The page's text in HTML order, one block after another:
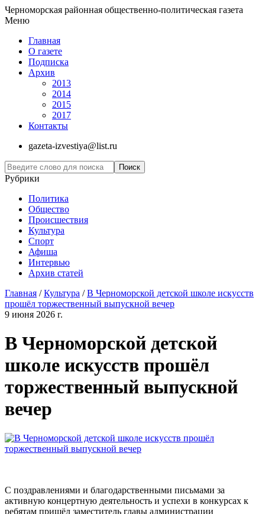
Черноморская районная общественно-политическая газета
Меню
Главная
О газете
Подписка
Архив
2013
2014
2015
2017
Контакты
gazeta-izvestiya@list.ru
Рубрики
Политика
Общество
Проиcшествия
Культура
Спорт
Афиша
Интервью
Архив статей
Главная /Культура /В Черноморской детской школе искусств
прошёл торжественный выпускной вечер
9 июня 2026 г.
В Черноморской детской
школе искусств прошёл
торжественный выпускной
вечер
С поздравлениями и благодарственными письмами за
активную концертную деятельность и успехи в конкурсах к
ребятам пришёл заместитель главы администрации